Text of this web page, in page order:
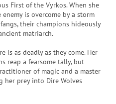
First of the Vyrkos. When she
is overcome by a storm
their champions hideously
matriarch.
is as deadly as they come. Her
reap a fearsome tally, but
of magic and a master
her prey into Dire Wolves